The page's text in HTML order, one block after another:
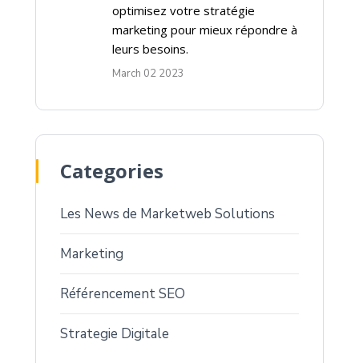
optimisez votre stratégie
marketing pour mieux répondre à
leurs besoins.
March 02 2023
Categories
Les News de Marketweb Solutions
Marketing
Référencement SEO
Strategie Digitale